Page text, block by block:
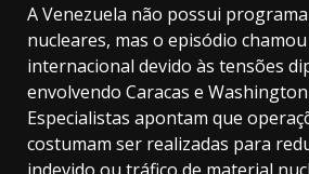
A Venezuela não possui
nucleares, mas o episódio
internacional devido às tensões
envolvendo Caracas e
Especialistas apontam que
costumam ser realizadas para
indevido ou tráfico de material